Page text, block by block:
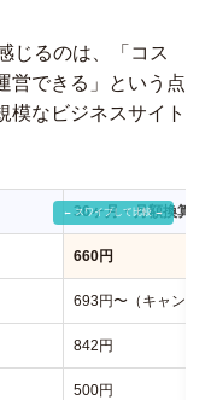
じるのは、「コス
営できる」という点
模なビジネスサイト
36ヶ月・月額換算
660円
693円〜（キャンペ
842円
500円